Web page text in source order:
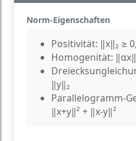
Norm-Eigenschaften
Positivität: ‖x‖₂ ≥
Homogenität:
‖y‖₂
Parallelogramm-
‖x+y‖² + ‖x-y‖²